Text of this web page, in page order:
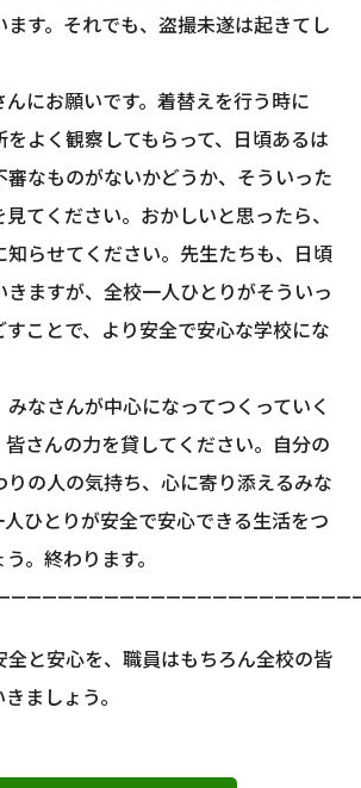
ます。それでも、盗撮未遂は起きてし
にお願いです。着替えを行う時に
をよく観察してもらって、日頃あるは
審なものがないかどうか、そういった
てください。おかしいと思ったら、
知らせてください。先生たちも、日頃
きますが、全校一人ひとりがそういっ
すことで、より安全で安心な学校にな
なさんが中心になってつくっていく
皆さんの力を貸してください。自分の
りの人の気持ち、心に寄り添えるみな
人ひとりが安全で安心できる生活をつ
。終わります。
全と安心を、職員はもちろん全校の皆
ましょう。